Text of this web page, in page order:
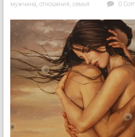
мужчина, отношения, семья 0